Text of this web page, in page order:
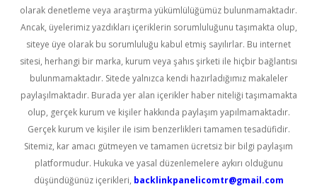
olarak denetleme veya araştırma yükümlülüğümüz bulunmamaktadır.
Ancak, üyelerimiz yazdıkları içeriklerin sorumluluğunu taşımakta olup,
siteye üye olarak bu sorumluluğu kabul etmiş sayılırlar. Bu internet
sitesi, herhangi bir marka, kurum veya şahıs şirketi ile hiçbir bağlantısı
bulunmamaktadır. Sitede yalnızca kendi hazırladığımız makaleler
paylaşılmaktadır. Burada yer alan içerikler haber niteliği taşımamakta
olup, gerçek kurum ve kişiler hakkında paylaşım yapılmamaktadır.
Gerçek kurum ve kişiler ile isim benzerlikleri tamamen tesadüfidir.
Sitemiz, kar amacı gütmeyen ve tamamen ücretsiz bir bilgi paylaşım
platformudur. Hukuka ve yasal düzenlemelere aykırı olduğunu
düşündüğünüz içerikleri, backlinkpanelicomtr@gmail.com